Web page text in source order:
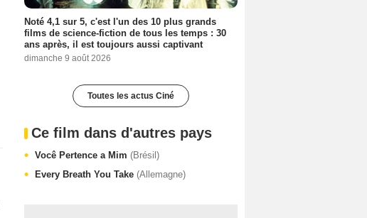
Noté 4,1 sur 5, c'est l'un des 10 plus grands
films de science-fiction de tous les temps : 30
ans après, il est toujours aussi captivant
dimanche 9 août 2026
Toutes les actus Ciné
Ce film dans d'autres pays
Você Pertence a Mim (Brésil)
Every Breath You Take (Allemagne)